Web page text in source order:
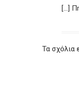
[…]
Τα σχόλια